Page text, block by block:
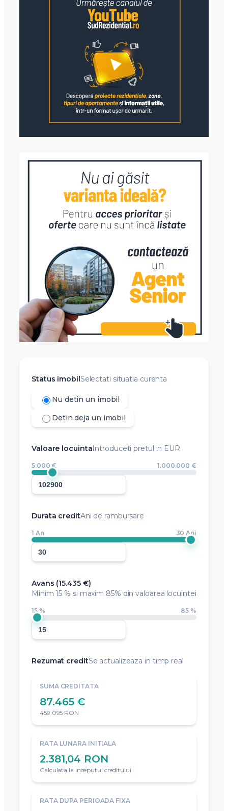
Status imobilSelectati situatia curenta
Nu detin un imobil
Detin deja un imobil
Valoare locuintaIntroduceti pretul in EUR
5.000 € 1.000.000 €
Durata creditAni de rambursare
1 An 30 Ani
Avans (15.435 €)
Minim15 % si maxim 85% din valoarea locuintei
15 % 85 %
Rezumat creditSe actualizeaza in timp real
SUMA CREDITATA
87.465 €
459.095 RON
RATA LUNARA INITIALA
2.381,04 RON
Calculata la inceputul creditului
RATA DUPA PERIOADA FIXA